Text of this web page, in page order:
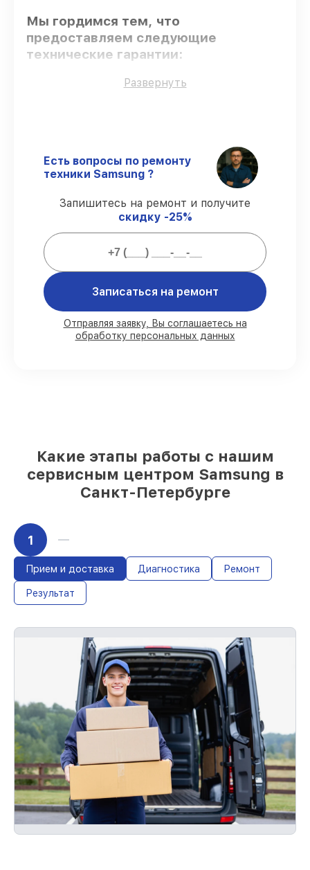
Мы гордимся тем, что
предоставляем следующие
технические гарантии:
строгий отбор и регулярное обучение.
Выполнение работ вовремя
–
обслуживание телефона Galaxy Z Flip 3
выполняется строго в оговоренные
сроки.
Гарантийное обслуживание
работы по сервису проводятся с
официальной гарантией.
Мы гарантируем:
80%работ с возможностью наблюдения
90%комплектующих для телефонов на
Развернуть
Есть вопросы по ремонту
техники Samsung ?
Запишитесь на ремонт и получите
скидку -25%
Записаться на ремонт
Отправляя заявку, Вы соглашаетесь на
обработку персональных данных
Какие этапы работы с нашим
сервисным центром Samsung в
Санкт-Петербурге
1
Прием и доставка Диагностика Ремонт
Результат